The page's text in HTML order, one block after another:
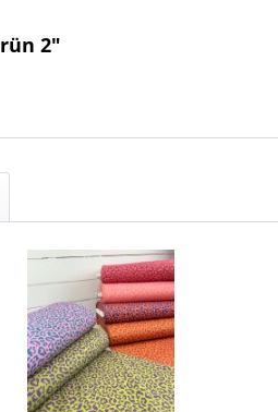
2"